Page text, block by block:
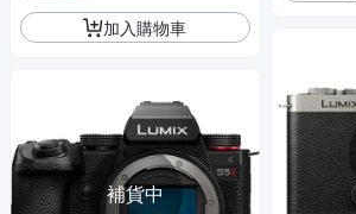
加入購物車
補貨中